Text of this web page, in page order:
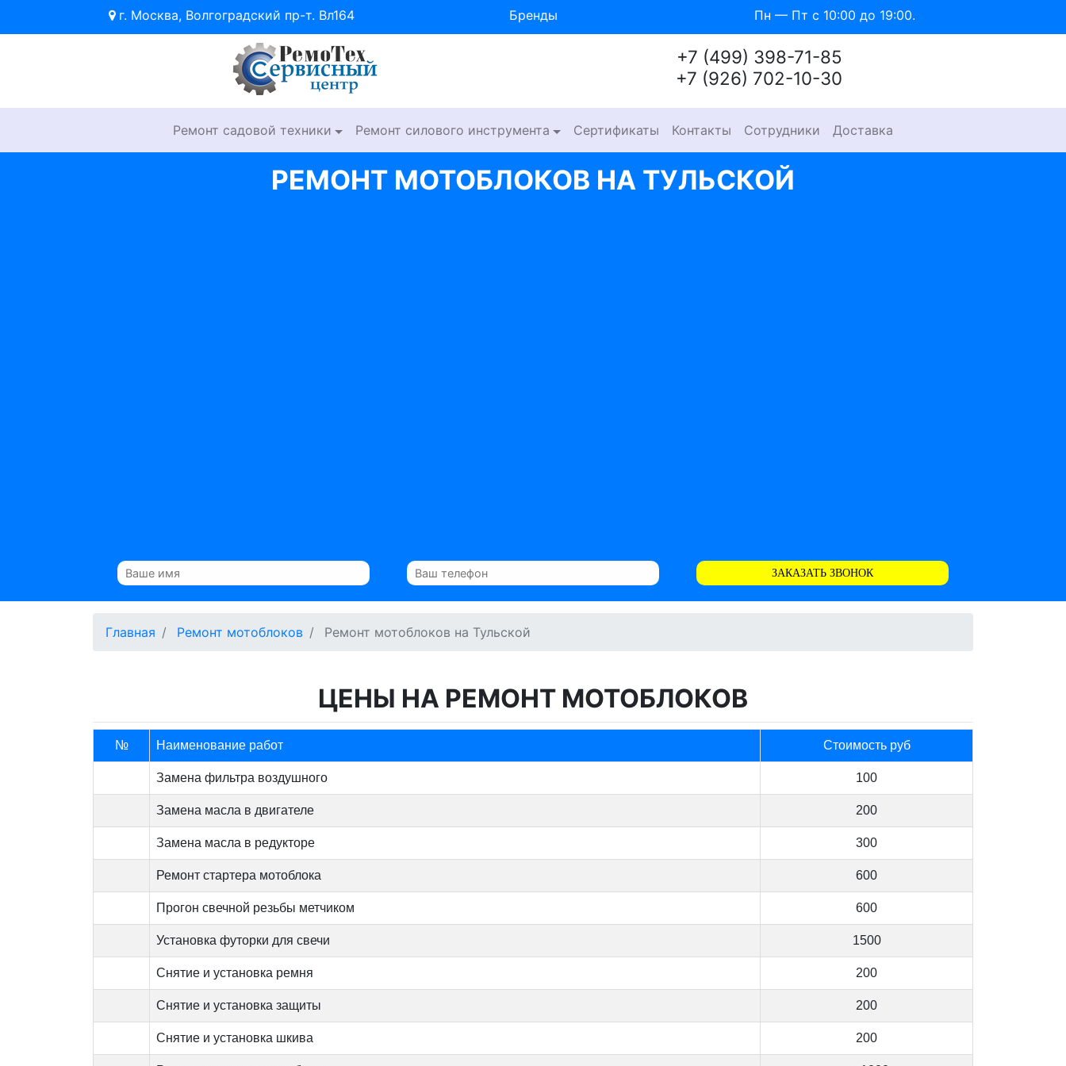
г. Москва, Волгоградский пр-т. Вл164 Бренды Пн — Пт с 10:00 до 19:00.
+7 (499) 398-71-85
+7 (926) 702-10-30
Ремонт садовой техники Ремонт силового инструмента Сертификаты Контакты Сотрудники Доставка
РЕМОНТ МОТОБЛОКОВ НА ТУЛЬСКОЙ
ЗАКАЗАТЬ ЗВОНОК
Главная Ремонт мотоблоков Ремонт мотоблоков на Тульской
ЦЕНЫ НА РЕМОНТ МОТОБЛОКОВ
№ Наименование работ Стоимость руб
Замена фильтра воздушного 100
Замена масла в двигателе 200
Замена масла в редукторе 300
Ремонт стартера мотоблока 600
Прогон свечной резьбы метчиком 600
Установка футорки для свечи 1500
Снятие и установка ремня 200
Снятие и установка защиты 200
Снятие и установка шкива 200